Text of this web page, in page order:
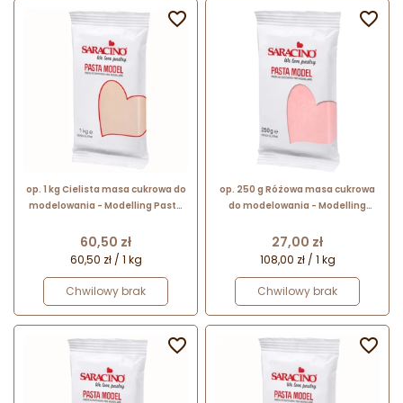
op. 1 kg Cielista masa cukrowa do
modelowania - Modelling Paste
Cena
60,50 zł
60,50 zł / 1 kg
Chwilowy brak

op. 250 g Różowa masa cukrowa
do modelowania - Modelling
elastyczna
Cena
27,00 zł
108,00 zł / 1 kg
Chwilowy brak

 